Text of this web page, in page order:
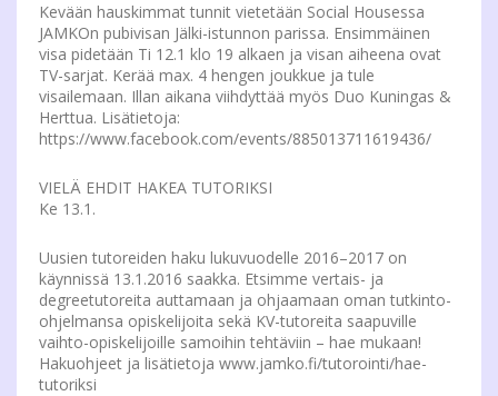
Kevään hauskimmat tunnit vietetään Social Housessa
JAMKOn pubivisan Jälki-istunnon parissa. Ensimmäinen
visa pidetään Ti 12.1 klo 19 alkaen ja visan aiheena ovat
TV-sarjat. Kerää max. 4 hengen joukkue ja tule
visailemaan. Illan aikana viihdyttää myös Duo Kuningas &
Herttua. Lisätietoja:
https://www.facebook.com/events/885013711619436/
VIELÄ EHDIT HAKEA TUTORIKSI
Ke 13.1.
Uusien tutoreiden haku lukuvuodelle 2016–2017 on
käynnissä 13.1.2016 saakka. Etsimme vertais- ja
degreetutoreita auttamaan ja ohjaamaan oman tutkinto-
ohjelmansa opiskelijoita sekä KV-tutoreita saapuville
vaihto-opiskelijoille samoihin tehtäviin – hae mukaan!
Hakuohjeet ja lisätietoja www.jamko.fi/tutorointi/hae-
tutoriksi